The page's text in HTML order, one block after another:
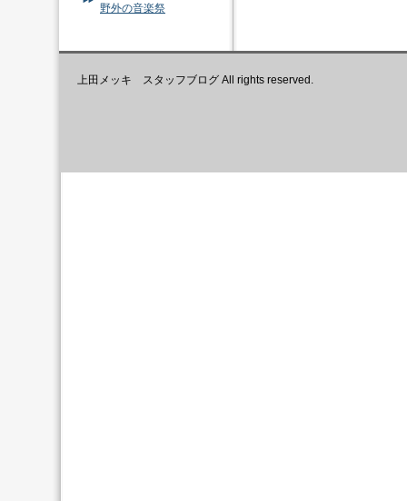
野外の音楽祭
上田メッキ スタッフブログ All rights reserved.